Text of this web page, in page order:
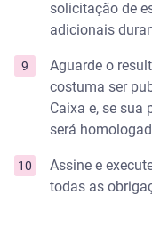
solicitação de
adicionais
Aguarde o
costuma ser
Caixa e, se sua
será
Assine e
todas as